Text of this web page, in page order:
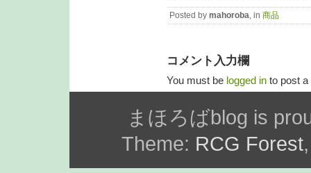
Posted by mahoroba , in 商品
コメント入力欄
You must be logged in to post
まほろばblog is
Theme: RCG Forest